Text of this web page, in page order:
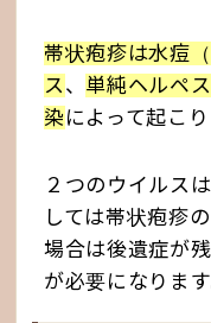
帯状疱疹は水痘
ス 、 単純ヘルペ
染 によって起こり
２つのウイルス
しては帯状疱疹
場合は後遺症が
が必要になります